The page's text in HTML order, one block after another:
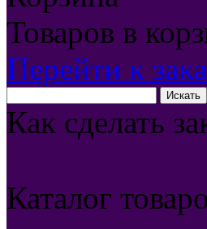
Товаров в
Перейти к
Как сделать
Каталог